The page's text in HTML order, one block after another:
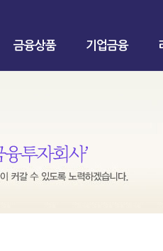
금융상품 기업금융